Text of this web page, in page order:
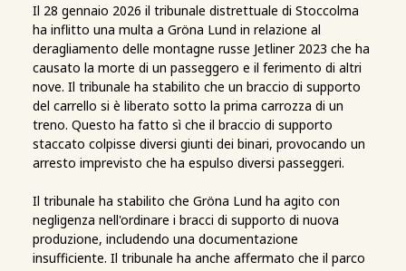
Il 28 gennaio 2026 il tribunale distrettuale di Stoccolma
ha inflitto una multa a Gröna Lund in relazione al
deragliamento delle montagne russe Jetliner 2023 che ha
causato la morte di un passeggero e il ferimento di altri
nove. Il tribunale ha stabilito che un braccio di supporto
del carrello si è liberato sotto la prima carrozza di un
treno. Questo ha fatto sì che il braccio di supporto
staccato colpisse diversi giunti dei binari, provocando un
arresto imprevisto che ha espulso diversi passeggeri.
Il tribunale ha stabilito che Gröna Lund ha agito con
negligenza nell'ordinare i bracci di supporto di nuova
produzione, includendo una documentazione
insufficiente. Il tribunale ha anche affermato che il parco